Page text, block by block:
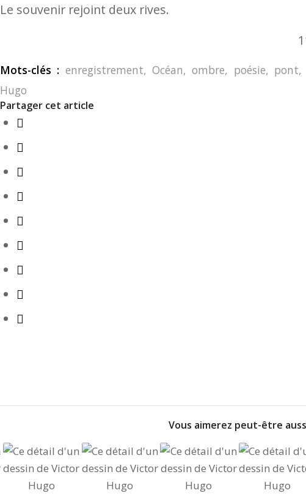
Le souvenir rejoint deux rives.
Mots-clés : enregistrement, Océan,ombre, poésie, pont,
Hugo
Partager cet article
Vous aimerez peut-être